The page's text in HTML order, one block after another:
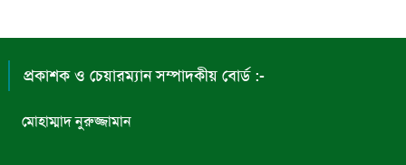
প্রকাশক ও চেয়ারম্যান সম্পাদকীয় বোর্ড :-
মোহাম্মাদ নুরুজ্জামান